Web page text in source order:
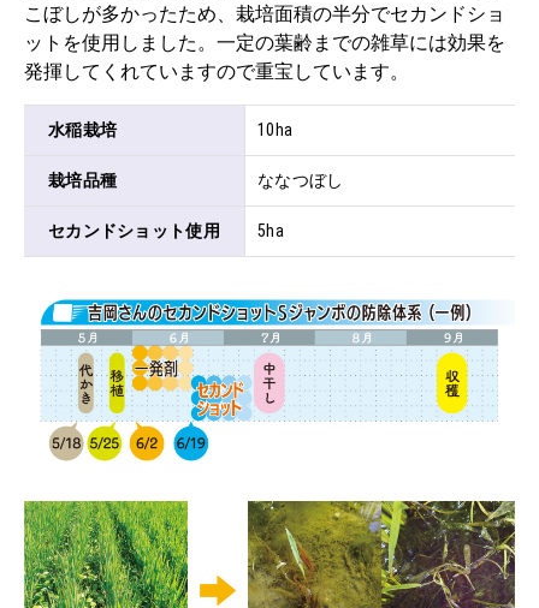
こぼしが多かったため、栽培面積の半分でセカンドショ
ットを使用しました。一定の葉齢までの雑草には効果を
発揮してくれていますので重宝しています。
水稲栽培 10ha
栽培品種 ななつぼし
セカンドショット使用 5ha